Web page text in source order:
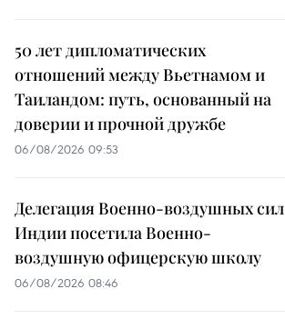
50 лет дипломатических
отношений между Вьетнамом и
Таиландом: путь, основанный на
доверии и прочной дружбе
06/08/2026 09:53
Делегация Военно-воздушных сил
Индии посетила Военно-
воздушную офицерскую школу
06/08/2026 08:46